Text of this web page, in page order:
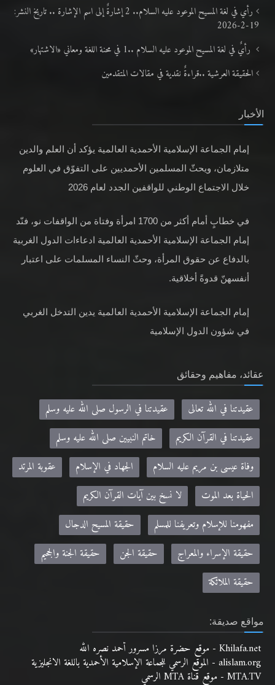
رأيٌ في لغة المسيح الموعود عليه السلام ..1 في محنة اللغة ومعاني «الاشتهار»
الحقيقة العرشية ..قراءةٌ نقدية في مقالات المتقدمين
إمام الجماعة الإسلامية الأحمدية العالمية يؤكد أن العلم والدين
متلازمان، ويحثّ المسلمين الأحمديين على التفوّق في العلوم
في خطابٍ أمام أكثر من 1700 امرأة وفتاة من الواقفات نو، فنّد
إمام الجماعة الإسلامية الأحمدية العالمية ادعاءات الدول الغربية
بالدفاع عن حقوق المرأة، وحثّ النساء المسلمات على اعتبار
إمام الجماعة الإسلامية الأحمدية العالمية يدين التدخل الغربي
عقيدتنا في الله تعالى
عقيدتنا في الرسول صلى الله عليه وسلم
عقيدتنا في القرآن الكريم
خاتم النبيين صلى الله عليه وسلم
وفاة عيسى بن مريم عليه السلام
الجهاد في الإسلام
الحياة بعد الموت
لا نسخ بين آيات القرآن الكريم
مفهومنا للإسلام وتعريفنا للمسلم
حقيقة المسيح الدجال
حقيقة الإسراء والمعراج
حقيقة الجن
حقيقة الجنة والجحيم
حقيقة الملائكة
مواقع صديقة:
Khilafa.net - موقع حضرة مرزا مسرور أحمد نصره الله
alislam.org - الموقع الرسمي للجماعة الإسلامية الأحمدية باللغة الانجليزية
MTA.TV - موقع قناة MTA الرسمي
altaqwa.net- مجلة التقوى
zadulmuslima.net - مجلة زاد المسلمة